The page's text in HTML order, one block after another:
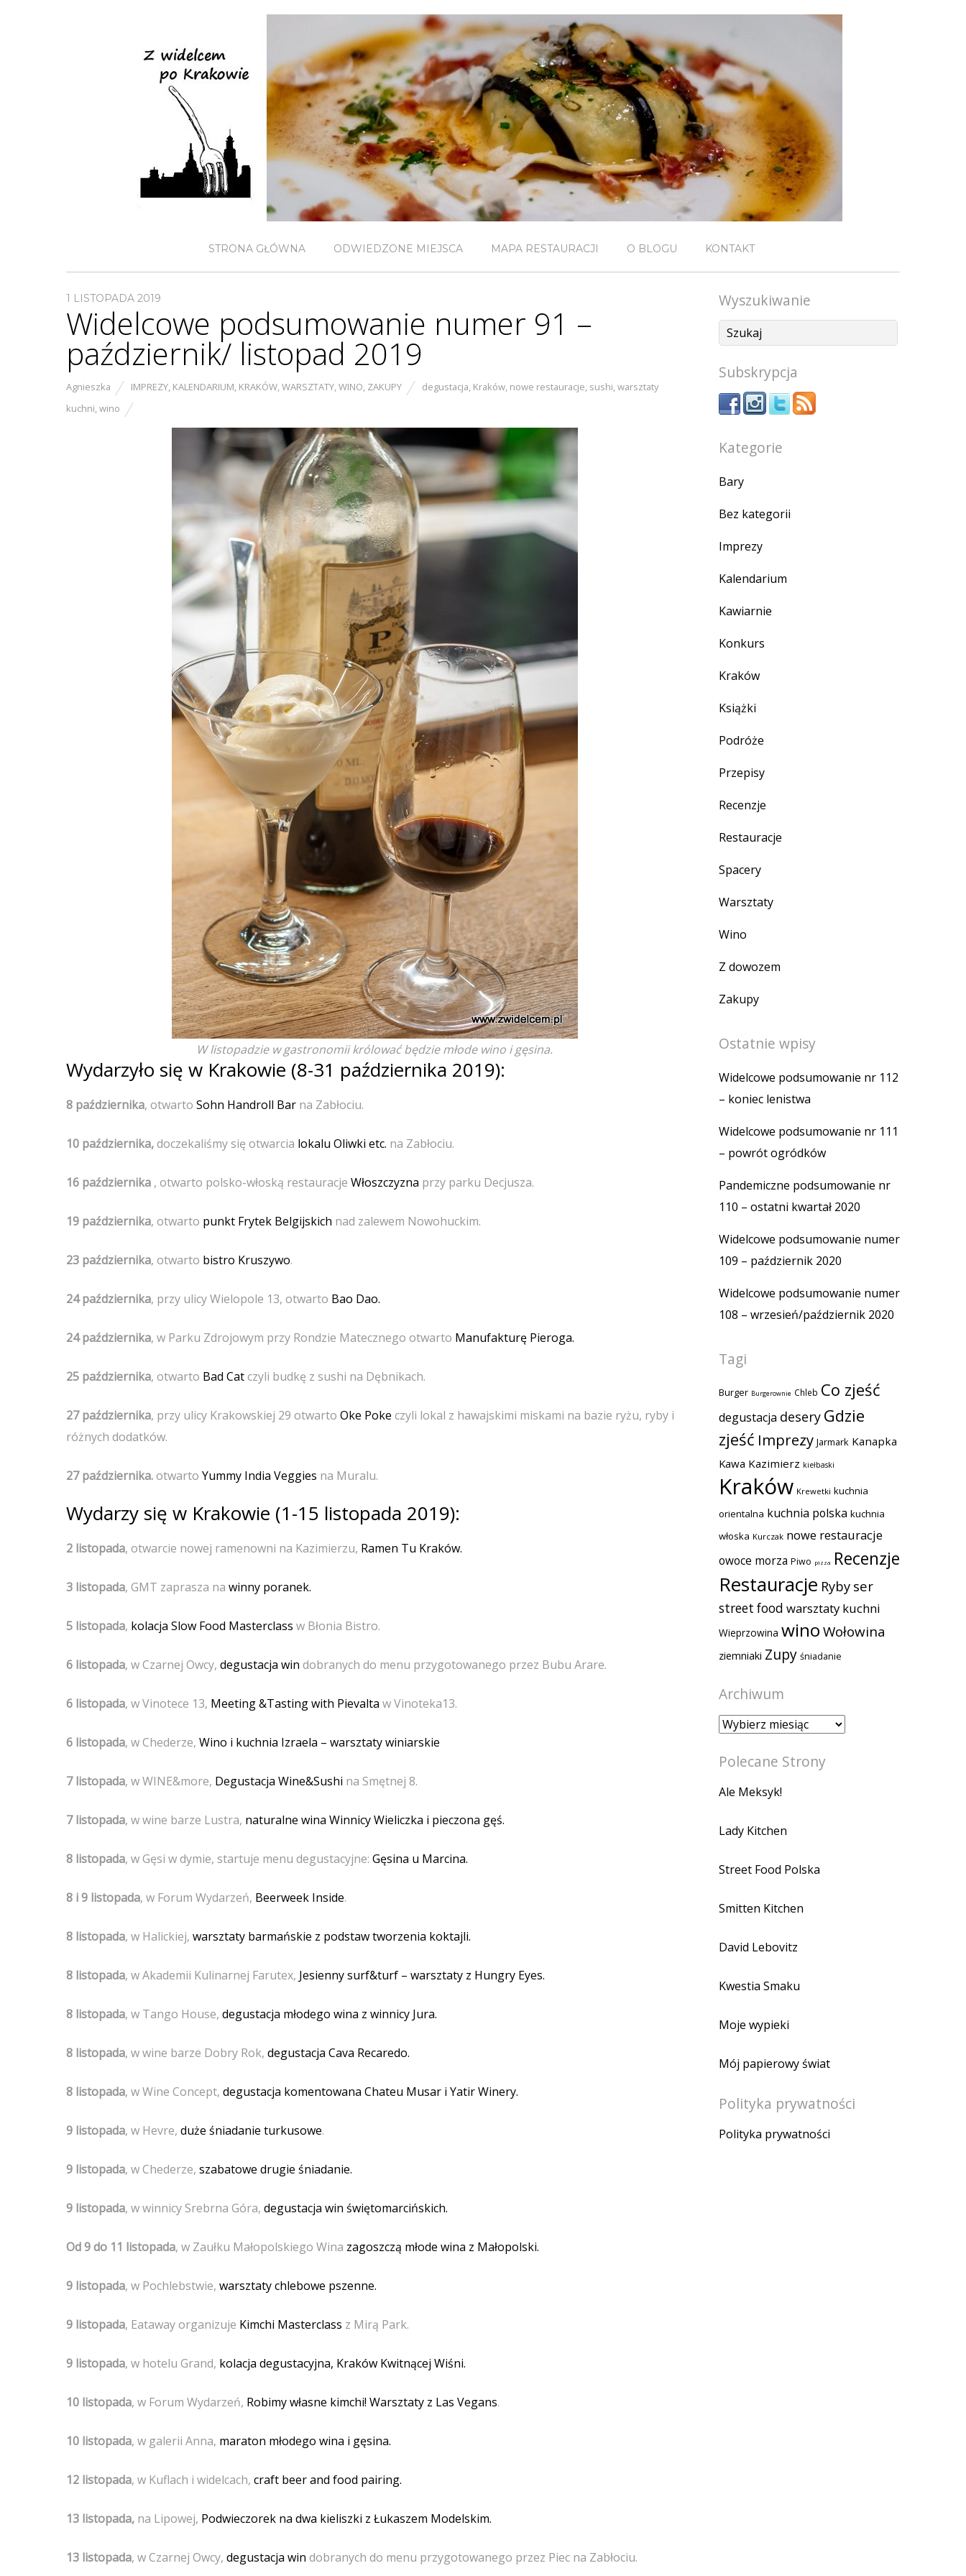
STRONA GŁÓWNA ODWIEDZONE MIEJSCA MAPA RESTAURACJI O BLOGU KONTAKT
1 LISTOPADA 2019
Widelcowe podsumowanie numer 91 –
październik/ listopad 2019
Agnieszka IMPREZY, KALENDARIUM, KRAKÓW,WARSZTATY,WINO, ZAKUPY degustacja, Kraków, nowe restauracje, sushi,warsztaty
kuchni,wino
W listopadzie w gastronomii królować będzie młode wino i gęsina.
Wydarzyło się w Krakowie (8-31 października 2019):
8 października, otwarto Sohn Handroll Bar na Zabłociu.
10 października,doczekaliśmy się otwarcia lokalu Oliwki etc. na Zabłociu.
16 października , otwarto polsko-włoską restauracje Włoszczyzna przy parku Decjusza.
19 października, otwarto punkt Frytek Belgijskich nad zalewem Nowohuckim.
23 października, otwarto bistro Kruszywo.
24 października, przy ulicy Wielopole 13, otwarto Bao Dao.
24 października, w Parku Zdrojowym przy Rondzie Matecznego otwarto Manufakturę Pieroga.
25 października, otwarto Bad Catczyli budkę z sushi na Dębnikach.
27 października, przy ulicy Krakowskiej 29 otwarto Oke Poke czyli lokal z hawajskimi miskami na bazie ryżu, ryby i
różnych dodatków.
27 października.otwarto Yummy India Veggies na Muralu.
Wydarzy się w Krakowie (1-15 listopada 2019):
2 listopada, otwarcie nowej ramenowni na Kazimierzu, Ramen Tu Kraków.
3 listopada, GMT zaprasza na winny poranek.
5 listopada, kolacja Slow Food Masterclass w Błonia Bistro.
6 listopada, w Czarnej Owcy, degustacja win dobranych do menu przygotowanego przez Bubu Arare.
6 listopada, w Vinotece 13, Meeting &Tasting with Pievalta w Vinoteka13.
6 listopada, w Chederze, Wino i kuchnia Izraela – warsztaty winiarskie
7 listopada, w WINE&more, Degustacja Wine&Sushi na Smętnej 8.
7 listopada, w wine barze Lustra, naturalne wina Winnicy Wieliczka i pieczona gęś.
8 listopada, w Gęsi w dymie, startuje menu degustacyjne: Gęsina u Marcina.
8 i 9 listopada, w Forum Wydarzeń, Beerweek Inside.
8 listopada, w Halickiej, warsztaty barmańskie z podstaw tworzenia koktajli.
8 listopada, w Akademii Kulinarnej Farutex, Jesienny surf&turf – warsztaty z Hungry Eyes.
8 listopada, w Tango House, degustacja młodego wina z winnicy Jura.
8 listopada, w wine barze Dobry Rok, degustacja Cava Recaredo.
8 listopada, w Wine Concept, degustacja komentowana Chateu Musar i Yatir Winery.
9 listopada, w Hevre, duże śniadanie turkusowe.
9 listopada, w Chederze, szabatowe drugie śniadanie.
9 listopada, w winnicy Srebrna Góra, degustacja win świętomarcińskich.
Od 9 do 11 listopada, w Zaułku Małopolskiego Wina zagoszczą młode wina z Małopolski.
9 listopada, w Pochlebstwie, warsztaty chlebowe pszenne.
9 listopada, Eataway organizuje Kimchi Masterclass z Mirą Park.
9 listopada, w hotelu Grand, kolacja degustacyjna, Kraków Kwitnącej Wiśni.
10 listopada, w Forum Wydarzeń, Robimy własne kimchi! Warsztaty z Las Vegans.
10 listopada, w galerii Anna, maraton młodego wina i gęsina.
12 listopada, w Kuflach i widelcach, craft beer and food pairing.
13 listopada, na Lipowej, Podwieczorek na dwa kieliszki z Łukaszem Modelskim.
13 listopada, w Czarnej Owcy, degustacja win dobranych do menu przygotowanego przez Piec na Zabłociu.
Wyszukiwanie
Subskrypcja
Kategorie
Bary
Bez kategorii
Imprezy
Kalendarium
Kawiarnie
Konkurs
Kraków
Książki
Podróże
Przepisy
Recenzje
Restauracje
Spacery
Warsztaty
Wino
Z dowozem
Zakupy
Ostatnie wpisy
Widelcowe podsumowanie nr 112
– koniec lenistwa
Widelcowe podsumowanie nr 111
– powrót ogródków
Pandemiczne podsumowanie nr
110 – ostatni kwartał 2020
Widelcowe podsumowanie numer
109 – październik 2020
Widelcowe podsumowanie numer
108 – wrzesień/październik 2020
Tagi
Burger Burgerownie Chleb Co zjeść
degustacja desery Gdzie
zjeść Imprezy Jarmark Kanapka
Kawa Kazimierz kiełbaski
Kraków Krewetki kuchnia
orientalna kuchnia polska kuchnia
włoska Kurczak nowe restauracje
owoce morza Piwo pizza Recenzje
Restauracje Ryby ser
street food warsztaty kuchni
Wieprzowina winoWołowina
ziemniaki Zupy śniadanie
Archiwum
Archiwum
Polecane Strony
Ale Meksyk!
Lady Kitchen
Street Food Polska
Smitten Kitchen
David Lebovitz
Kwestia Smaku
Moje wypieki
Mój papierowy świat
Polityka prywatności
Polityka prywatności